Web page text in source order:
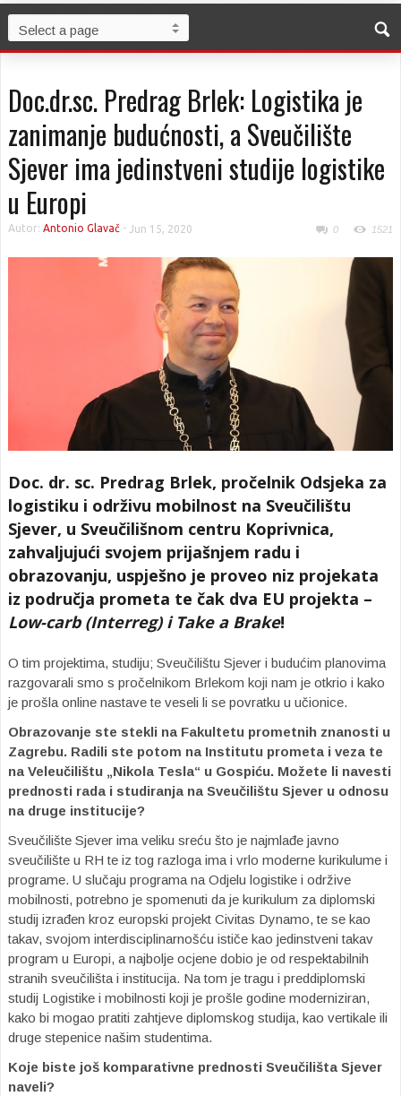
Doc.dr.sc. Predrag Brlek: Logistika je
zanimanje budućnosti, a Sveučilište
Sjever ima jedinstveni studije logistike
u Europi
Autor: Antonio Glavač - Jun 15, 2020 0 1521
Doc. dr. sc. Predrag Brlek, pročelnik Odsjeka za
logistiku i održivu mobilnost na Sveučilištu
Sjever, u Sveučilišnom centru Koprivnica,
zahvaljujući svojem prijašnjem radu i
obrazovanju, uspješno je proveo niz projekata
iz područja prometa te čak dva EU projekta –
Low-carb (Interreg) i Take a Brake!
O tim projektima, studiju; Sveučilištu Sjever i budućim planovima
razgovarali smo s pročelnikom Brlekom koji nam je otkrio i kako
je prošla online nastave te veseli li se povratku u učionice.
Obrazovanje ste stekli na Fakultetu prometnih znanosti u
Zagrebu. Radili ste potom na Institutu prometa i veza te
na Veleučilištu „Nikola Tesla“ u Gospiću. Možete li navesti
prednosti rada i studiranja na Sveučilištu Sjever u odnosu
na druge institucije?
Sveučilište Sjever ima veliku sreću što je najmlađe javno
sveučilište u RH te iz tog razloga ima i vrlo moderne kurikulume i
programe. U slučaju programa na Odjelu logistike i održive
mobilnosti, potrebno je spomenuti da je kurikulum za diplomski
studij izrađen kroz europski projekt Civitas Dynamo, te se kao
takav, svojom interdisciplinarnošću ističe kao jedinstveni takav
program u Europi, a najbolje ocjene dobio je od respektabilnih
stranih sveučilišta i institucija. Na tom je tragu i preddiplomski
studij Logistike i mobilnosti koji je prošle godine moderniziran,
kako bi mogao pratiti zahtjeve diplomskog studija, kao vertikale ili
druge stepenice našim studentima.
Koje biste još komparativne prednosti Sveučilišta Sjever
naveli?